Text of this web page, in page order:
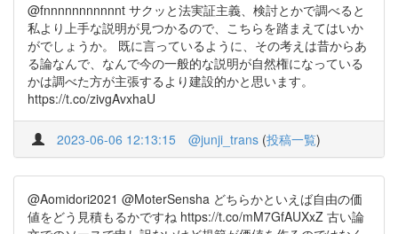
@fnnnnnnnnnnnt サクッと法実証主義、検討とかで調べると
私より上手な説明が見つかるので、こちらを踏まえてはいか
がでしょうか。 既に言っているように、その考えは昔からあ
る論なんで、なんで今の一般的な説明が自然権になっている
かは調べた方が主張するより建設的かと思います。
https://t.co/zivgAvxhaU
2023-06-06 12:13:15 @junji_trans (投稿一覧)
@Aomidori2021 @MoterSensha どちらかといえば自由の価
値をどう見積もるかですね https://t.co/mM7GfAUXxZ 古い論